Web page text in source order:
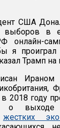
США
в
онлайн-
я
Трамп
Ираном
в 2018 году
о
жестких